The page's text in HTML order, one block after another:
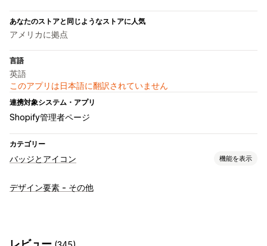
あなたのストアと同じようなストアに人気
アメリカに拠点
言語
英語
このアプリは日本語に翻訳されていません
連携対象システム・アプリ
Shopify管理者ページ
カテゴリー
バッジとアイコン 機能を表示
アイコンタイプ
境界線
デザイン要素 - その他